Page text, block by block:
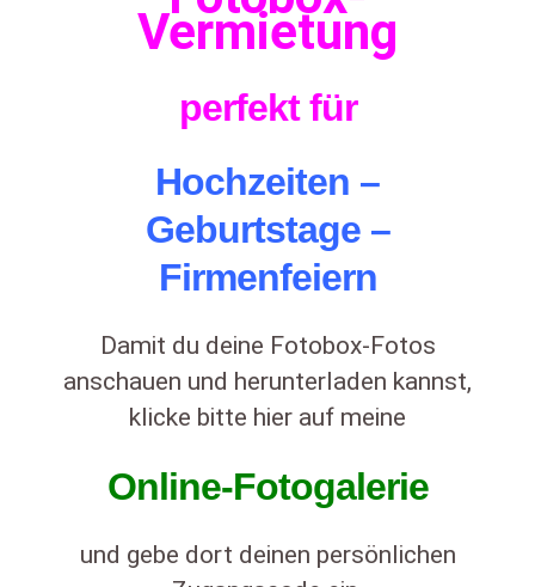
Vermietung
perfekt für
Hochzeiten –
Geburtstage –
Firmenfeiern
Damit du deine Fotobox-Fotos
anschauen und herunterladen kannst,
klicke bitte hier auf meine
Online-Fotogalerie
und gebe dort deinen persönlichen